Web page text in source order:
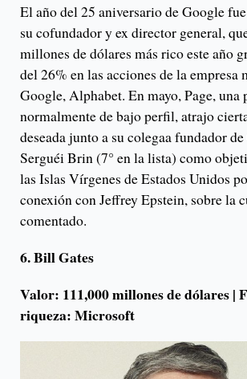
El año del 25 aniversario de Google
su cofundador y ex director general,
millones de dólares más rico este año
del 26% en las acciones de la empresa
Google, Alphabet. En mayo, Page, una
normalmente de bajo perfil, atrajo
deseada junto a su colegaa fundador
Serguéi Brin (7° en la lista) como
las Islas Vírgenes de Estados Unidos
conexión con Jeffrey Epstein, sobre la
comentado.
6. Bill Gates
Valor: 111,000 millones de dólares |
riqueza: Microsoft